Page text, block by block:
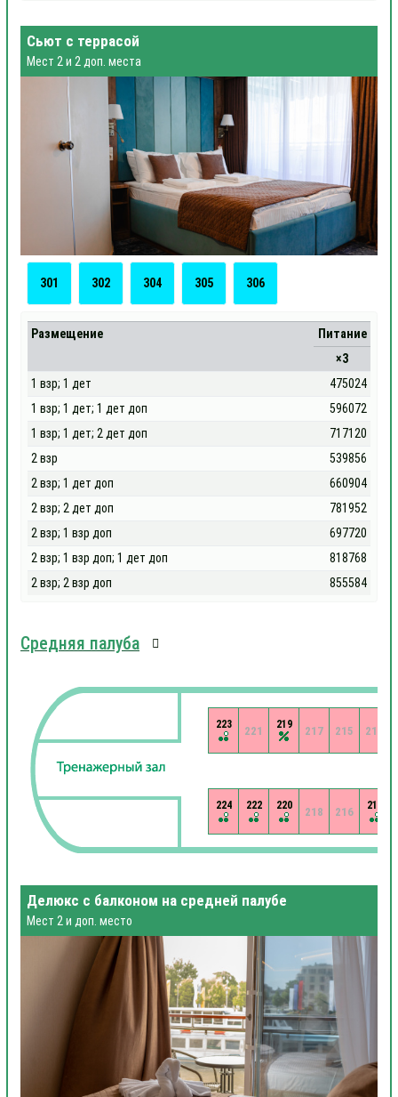
Сьют с террасой
Мест 2 и 2 доп. места
301 302 304 305 306
Размещение
Питание
×3
1 взр; 1 дет
475024
1 взр; 1 дет; 1 дет доп
596072
1 взр; 1 дет; 2 дет доп
717120
2 взр
539856
2 взр; 1 дет доп
660904
2 взр; 2 дет доп
781952
2 взр; 1 взр доп
697720
2 взр; 1 взр доп; 1 дет доп
818768
2 взр; 2 взр доп
855584
Средняя палуба
213
214
215
216
217
218
219
220
221
222
223
224
Делюкс с балконом на средней палубе
Мест 2 и доп. место